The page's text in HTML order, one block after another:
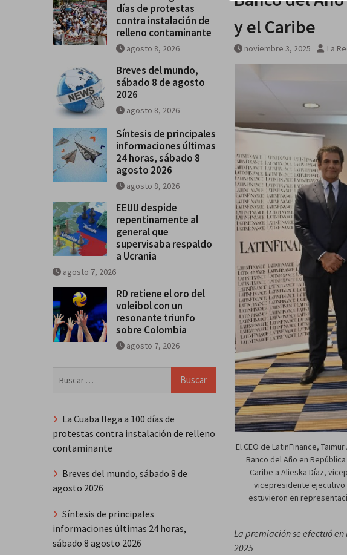
y el Caribe
noviembre 3, 2025 La
El CEO de LatinFinance,
Banco del Año en
Caribe a Alieska Díaz,
vicepresidente ejecutivo
estuvieron en
La premiación se efectuó en
2025
días de protestas
contra instalación de
relleno contaminante
agosto 8, 2026
Breves del mundo,
sábado 8 de agosto
2026
agosto 8, 2026
Síntesis de principales
informaciones últimas
24 horas, sábado 8
agosto 2026
agosto 8, 2026
EEUU despide
repentinamente al
general que
supervisaba respaldo
a Ucrania
agosto 7, 2026
RD retiene el oro del
voleibol con un
resonante triunfo
sobre Colombia
agosto 7, 2026
La Cuaba llega a 100 días de
protestas contra instalación de relleno
contaminante
Breves del mundo, sábado 8 de
agosto 2026
Síntesis de principales
informaciones últimas 24 horas,
sábado 8 agosto 2026